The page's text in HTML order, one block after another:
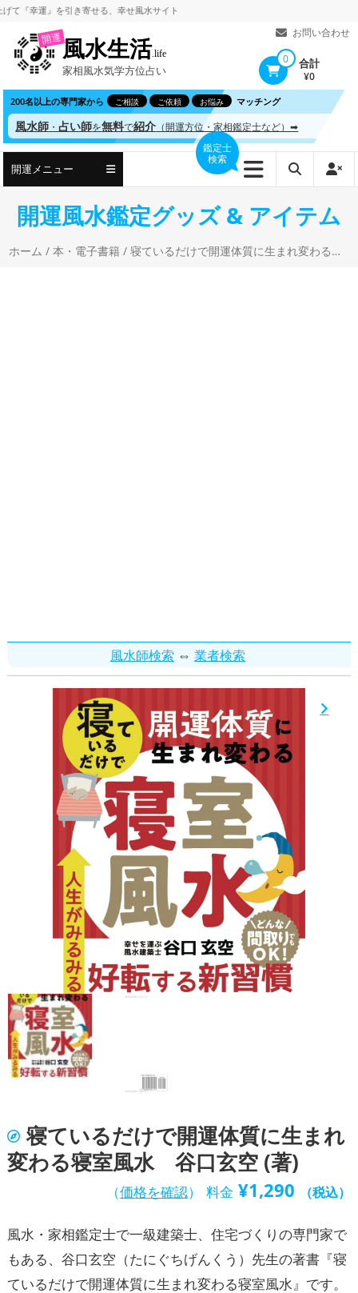
コ
ツ
へ
ス
ッ
運』を引き寄せる、幸せ風水サイト
お問い合わせ
開運風水生活.life
家相風水気学方位占い
0 合計
¥0
200名以上の専門家から ご相談 ご依頼 お悩み マッチング
風水師 ・占い師を無料で紹介 （開運方位・家相鑑定士など）➡
開運メニュー
鑑定士
検索
開運風水鑑定グッズ & アイテム
ホーム /本・電子書籍 / 寝ているだけで開運体質に生まれ変わる寝室風水 谷口玄空 (著)
風水師検索 ⇔ 業者検索
寝ているだけで開運体質に生まれ
変わる寝室風水 谷口玄空 (著)
（価格を確認） 料金 ¥1,290 （税込）
風水・家相鑑定士で一級建築士、住宅づくりの専門家で
もある、谷口玄空（たにぐちげんくう）先生の著書『寝
ているだけで開運体質に生まれ変わる寝室風水』です。